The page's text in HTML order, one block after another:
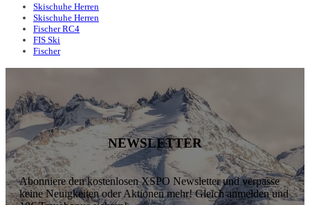
Skischuhe Herren
Skischuhe Herren
Fischer RC4
FIS Ski
Fischer
NEWSLETTER
Abonniere den kostenlosen XSPO Newsletter und verpasse
keine Neuigkeiten oder Aktionen mehr! Gleich anmelden und